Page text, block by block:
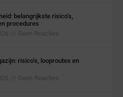
belangrijkste risico’s,
procedures
Geen Reacties
risico’s, looproutes en
Geen Reacties